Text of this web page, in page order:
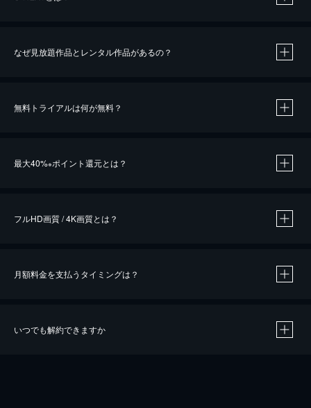
なぜ見放題作品とレンタル作品があるの？
無料トライアルは何が無料？
最大40%※ポイント還元とは？
※40％ポイント還元の対象は、クレジットカード決済による作品の購入 / レンタルです。
iOSアプリのUコイン決済による作品の購入 / レンタルは、20％のポイント還元です。
フルHD画質 / 4K画質とは？
月額料金を支払うタイミングは？
いつでも解約できますか